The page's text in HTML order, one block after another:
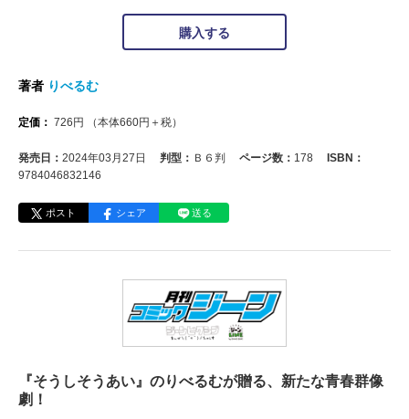
購入する
著者 りべるむ
定価： 726 円 （本体660円＋税）
発売日： 2024年03月27日 判型： Ｂ６判 ページ数： 178
ISBN：
9784046832146
ポスト シェア 送る
『そうしそうあい』のりべるむが贈る、新たな青春群像
劇！